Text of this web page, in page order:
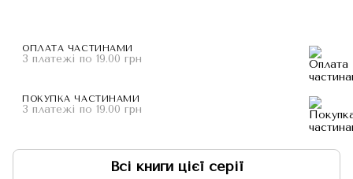
ОПЛАТА ЧАСТИНАМИ
3 платежі по 19.00 грн
ПОКУПКА ЧАСТИНАМИ
3 платежі по 19.00 грн
Всі книги цієї серії